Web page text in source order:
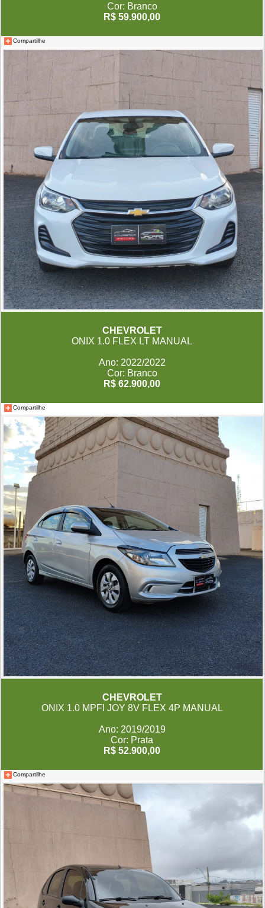
Cor: Branco
R$ 59.900,00
Compartilhe
CHEVROLET
ONIX 1.0 FLEX LT MANUAL
Ano: 2022/2022
Cor: Branco
R$ 62.900,00
Compartilhe
CHEVROLET
ONIX 1.0 MPFI JOY 8V FLEX 4P MANUAL
Ano: 2019/2019
Cor: Prata
R$ 52.900,00
Compartilhe